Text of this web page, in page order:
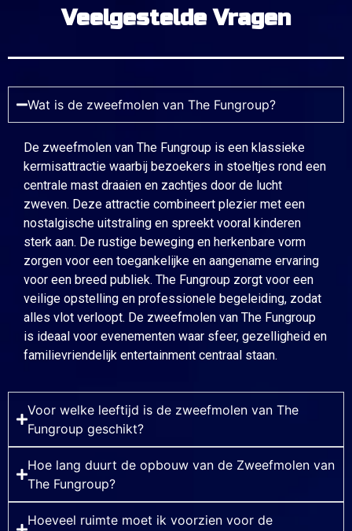
Veelgestelde Vragen
Wat is de zweefmolen van The Fungroup?
De zweefmolen van The Fungroup is een klassieke
kermisattractie waarbij bezoekers in stoeltjes rond een
centrale mast draaien en zachtjes door de lucht
zweven. Deze attractie combineert plezier met een
nostalgische uitstraling en spreekt vooral kinderen
sterk aan. De rustige beweging en herkenbare vorm
zorgen voor een toegankelijke en aangename ervaring
voor een breed publiek. The Fungroup zorgt voor een
veilige opstelling en professionele begeleiding, zodat
alles vlot verloopt. De zweefmolen van The Fungroup
is ideaal voor evenementen waar sfeer, gezelligheid en
familievriendelijk entertainment centraal staan.
Voor welke leeftijd is de zweefmolen van The
Fungroup geschikt?
Hoe lang duurt de opbouw van de Zweefmolen van
The Fungroup?
Hoeveel ruimte moet ik voorzien voor de